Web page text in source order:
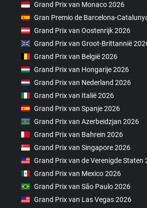
Grand Prix van Monaco 2026
Gran Premio de Barcelona-
Grand Prix van Oostenrijk 2026
Grand Prix van Groot-Brittannië
Grand Prix van België 2026
Grand Prix van Hongarije 2026
Grand Prix van Nederland 2026
Grand Prix van Italië 2026
Grand Prix van Spanje 2026
Grand Prix van Azerbeidzjan 2026
Grand Prix van Bahrein 2026
Grand Prix van Singapore 2026
Grand Prix van de Verenigde Staten
Grand Prix van Mexico 2026
Grand Prix van São Paulo 2026
Grand Prix van Las Vegas 2026